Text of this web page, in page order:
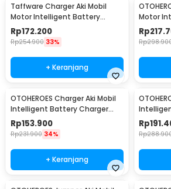
Taffware Charger Aki Mobil
Motor Intelligent Battery
Charger 12V 20A - KC-20A
Rp172.200
Rp254.900 33%
+ Keranjang
Motor
Charger
Rp
Rp
OTOHEROES Charger Aki Mobil
Intelligent Battery Charger
12V/24V 10A - MF-2
Rp153.900
Rp231.900 34%
+ Keranjang
12V/24V
Rp
Rp